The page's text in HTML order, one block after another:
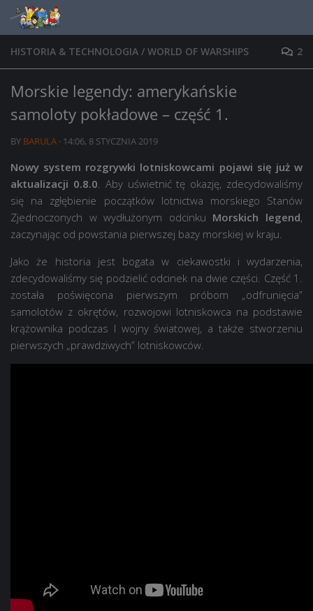
Skip to content
HISTORIA & TECHNOLOGIA / WORLD OF WARSHIPS 2
Morskie legendy: amerykańskie
samoloty pokładowe – część 1.
BY BARULA · 14:06, 8 STYCZNIA 2019
Nowy system rozgrywki lotniskowcami pojawi się już w
aktualizacji 0.8.0. Aby uświetnić tę okazję, zdecydowaliśmy
się na zgłębienie początków lotnictwa morskiego Stanów
Zjednoczonych w wydłużonym odcinku Morskich legend,
zaczynając od powstania pierwszej bazy morskiej w kraju.
Jako że historia jest bogata w ciekawostki i wydarzenia,
zdecydowaliśmy się podzielić odcinek na dwie części. Część 1.
została poświęcona pierwszym próbom „odfrunięcia”
samolotów z okrętów, rozwojowi lotniskowca na podstawie
krążownika podczas I wojny światowej, a także stworzeniu
pierwszych „prawdziwych” lotniskowców.